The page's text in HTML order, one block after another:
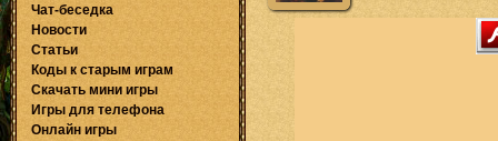
Чат-беседка
Новости
Статьи
Коды к старым играм
Скачать мини игры
Игры для телефона
Онлайн игры